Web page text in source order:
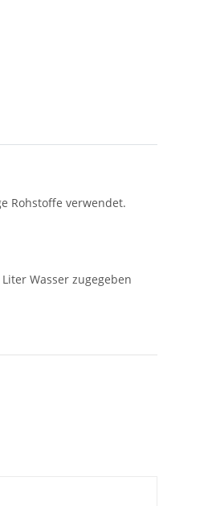
Rohstoffe verwendet.
Wasser zugegeben